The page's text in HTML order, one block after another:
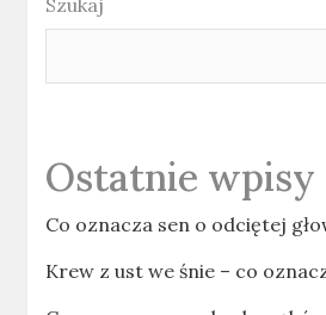
Szukaj
Ostatnie wpisy
Co oznacza sen o odciętej
Krew z ust we śnie – co